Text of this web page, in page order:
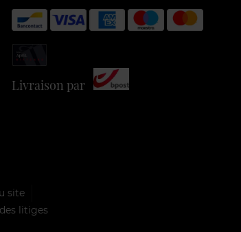
Livraison par
site
litiges